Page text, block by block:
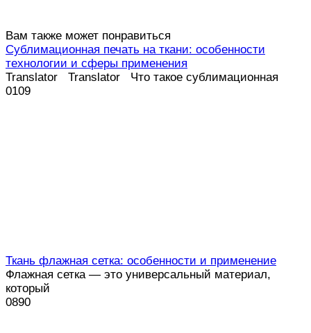
Вам также может понравиться
Сублимационная печать на ткани: особенности
технологии и сферы применения
Translator Translator Что такое сублимационная
0109
Ткань флажная сетка: особенности и применение
Флажная сетка — это универсальный материал,
который
0890